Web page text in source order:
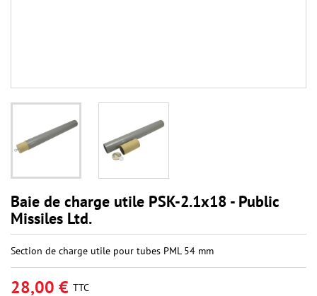
Baie de charge utile PSK-2.1x18 - Public
Missiles Ltd.
Section de charge utile pour tubes PML 54 mm
28,00 € TTC